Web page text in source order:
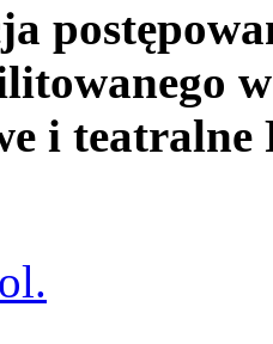
i teatralne